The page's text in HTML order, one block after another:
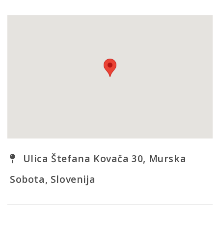
Ulica Štefana Kovača 30, Murska
Sobota, Slovenija